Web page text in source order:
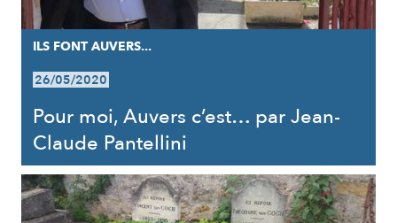
ILS FONT AUVERS...
26/05/2020
Pour moi, Auvers c’est… par Jean-
Claude Pantellini